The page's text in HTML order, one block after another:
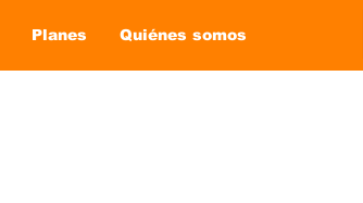
Planes Quiénes somos